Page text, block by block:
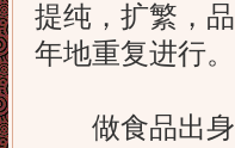
提纯，扩繁，
年地重复进行。
做食品出身